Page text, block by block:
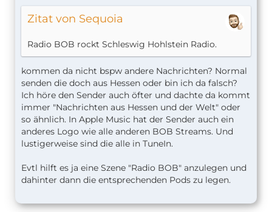
Zitat von Sequoia
Radio BOB rockt Schleswig Hohlstein Radio.
kommen da nicht bspw andere Nachrichten? Normal
senden die doch aus Hessen oder bin ich da falsch?
Ich höre den Sender auch öfter und dachte da kommt
immer "Nachrichten aus Hessen und der Welt" oder
so ähnlich. In Apple Music hat der Sender auch ein
anderes Logo wie alle anderen BOB Streams. Und
lustigerweise sind die alle in TuneIn.
Evtl hilft es ja eine Szene "Radio BOB" anzulegen und
dahinter dann die entsprechenden Pods zu legen.